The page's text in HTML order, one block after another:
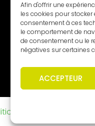
Afin d'offrir une
les cookies pour
consentement à ces
le comportement de
de consentement ou le
négatives sur certaines
ACCEPTEUR
Déclaration